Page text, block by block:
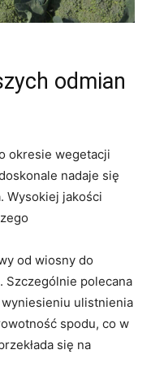
odmian
okresie wegetacji
nadaje się
Wysokiej jakości
od wiosny do
Szczególnie polecana
ulistnienia
spodu, co w
się na